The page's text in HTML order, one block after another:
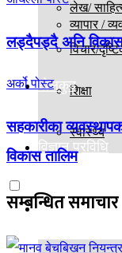
लेख/
विचार/
शिक्षा
स्वास्थ्य
व्यापार /
खेलकुद
विज्ञान प्रविधि
मनोरञ्जन
लड्दैपड्दै अनि
अर्को पोस्ट
सहकारीका
विकास तालिम
सम्बन्धितसमाचार